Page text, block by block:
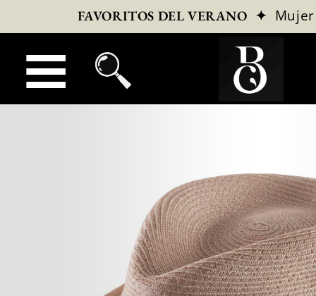
FAVORITOS DEL VERANO ✦ Mujer